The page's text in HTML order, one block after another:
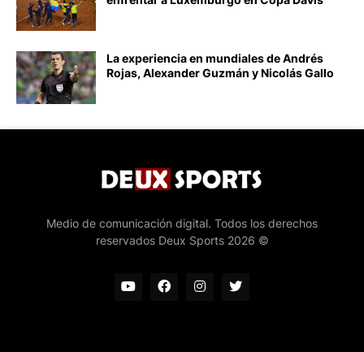
La experiencia en mundiales de Andrés
Rojas, Alexander Guzmán y Nicolás Gallo
Medio de comunicación digital. Todos los derechos
reservados Deux Sports 2026 ©